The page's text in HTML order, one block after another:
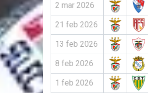
2 mar 2026
21 feb 2026
13 feb 2026
8 feb 2026
1 feb 2026